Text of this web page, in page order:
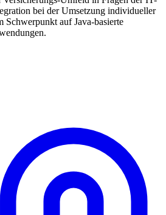
bei der Umsetzung individueller
Schwerpunkt auf Java-basierte